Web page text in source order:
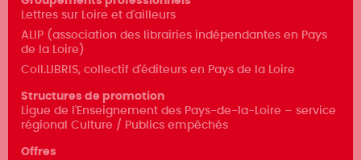
Lettres sur Loire et d'ailleurs
ALIP (association des librairies indépendantes en Pays
de la Loire)
Coll.LIBRIS, collectif d'éditeurs en Pays de la Loire
Structures de promotion
Ligue de l'Enseignement des Pays-de-la-Loire – service
régional Culture / Publics empêchés
Offres